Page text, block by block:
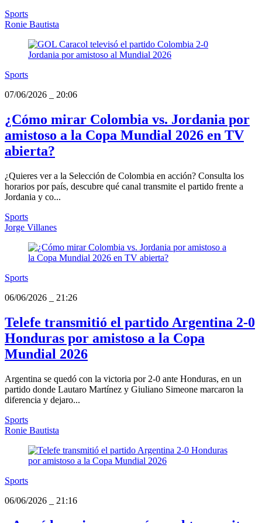
Sports
Ronie Bautista
Sports
07/06/2026
20:06
¿Cómo mirar Colombia vs. Jordania por
amistoso a la Copa Mundial 2026 en TV
abierta?
¿Quieres ver a la Selección de Colombia en acción? Consulta los
horarios por país, descubre qué canal transmite el partido frente a
Jordania y co...
Sports
Jorge Villanes
Sports
06/06/2026
21:26
Telefe transmitió el partido Argentina 2-0
Honduras por amistoso a la Copa
Mundial 2026
Argentina se quedó con la victoria por 2-0 ante Honduras, en un
partido donde Lautaro Martínez y Giuliano Simeone marcaron la
diferencia y dejaro...
Sports
Ronie Bautista
Sports
06/06/2026
21:16